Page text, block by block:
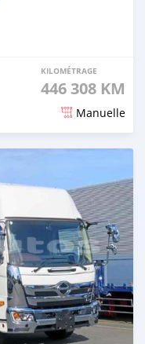
KILOMÉTRAGE
446 308 KM
Manuelle